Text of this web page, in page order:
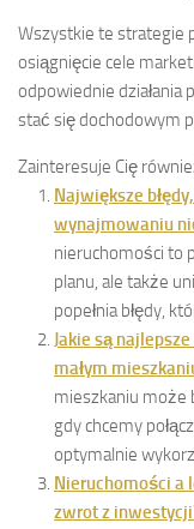
Wszystkie te strategie
osiągnięcie cele
odpowiednie
stać się dochodowym
Zainteresuje Cię
Największe
wynajmowaniu
nieruchomości to
planu, ale także
popełnia błędy,
Jakie są
małym
mieszkaniu może
gdy chcemy
optymalnie
Nieruchomości a
zwrot z